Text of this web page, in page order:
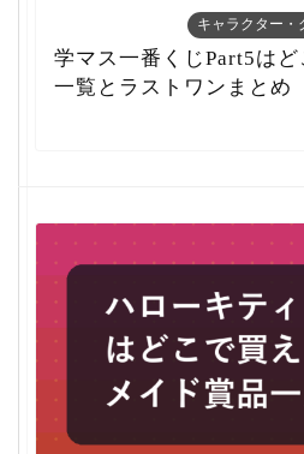
キャラクター・
学マス一番くじPart5は
一覧とラストワンまとめ